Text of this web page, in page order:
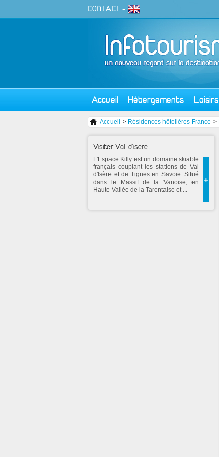
CONTACT -
Accueil Hébergements Loisirs
Accueil > Résidences hôtelières France >
Visiter Val-d'isere
+
L'Espace Killy est un domaine skiable
français couplant les stations de Val
d'Isère et de Tignes en Savoie. Situé
dans le Massif de la Vanoise, en
Haute Vallée de la Tarentaise et ...